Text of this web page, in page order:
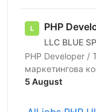
PHP
LLC BLUE
PHP Developer
маркетингова
запуску,
5 August